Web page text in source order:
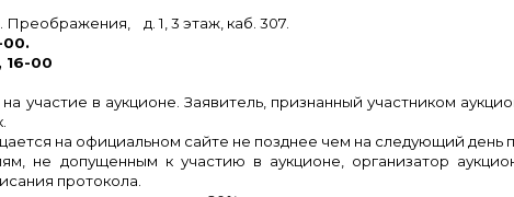
Преображения, д. 1, 3 этаж, каб. 307.
00.
16-00
участие в аукционе. Заявитель, признанный участником
на официальном сайте не позднее чем на следующий день
не допущенным к участию в аукционе, организатор
протокола.